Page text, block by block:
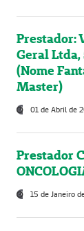
Prestador:
Geral
(Nome
Master)
01 de Abril de
Prestador
15 de Janeiro